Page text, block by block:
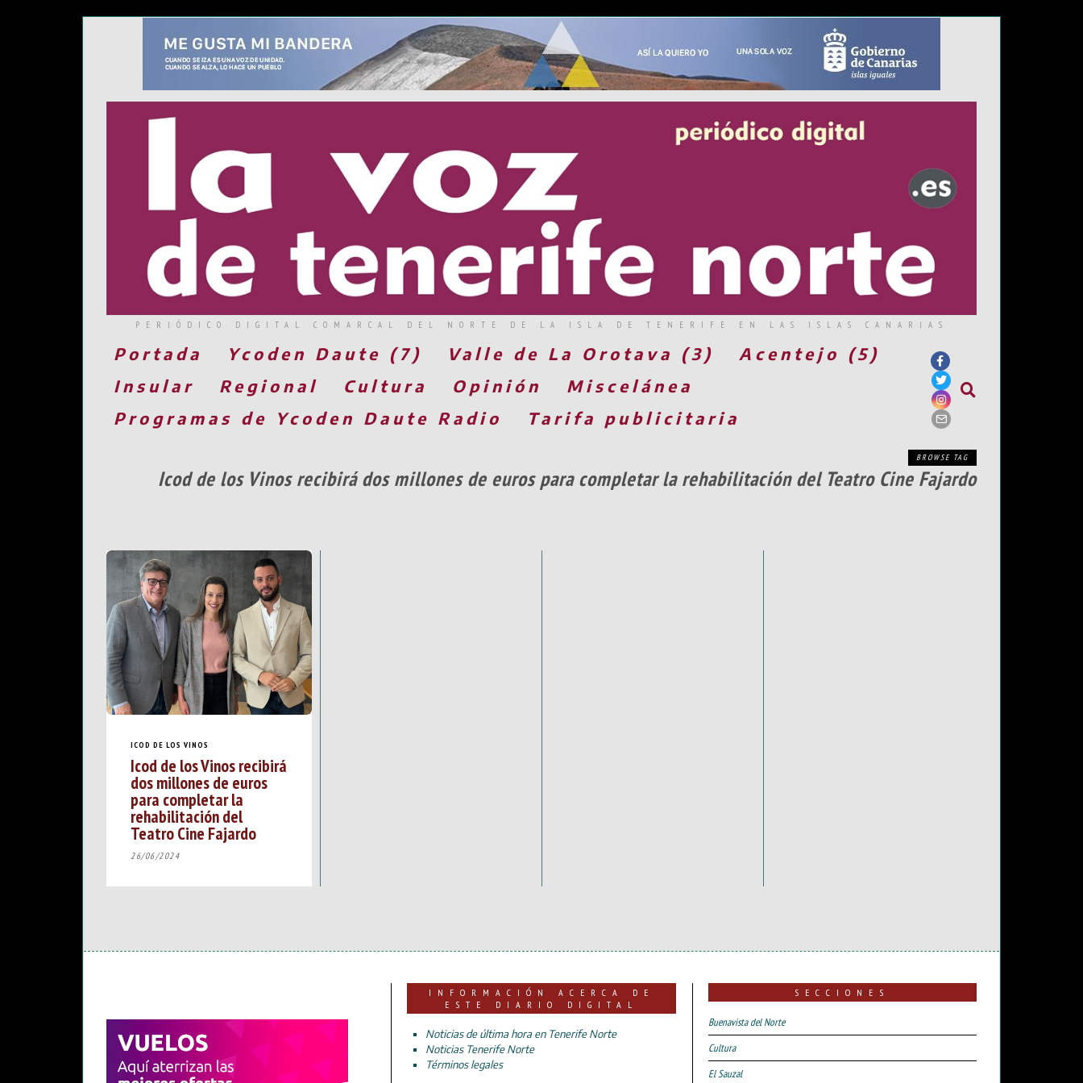
PERIÓDICO DIGITAL COMARCAL DEL NORTE DE LA ISLA DE TENERIFE EN LAS ISLAS CANARIAS
Portada Ycoden Daute (7) Valle de La Orotava (3)
Acentejo (5)
Insular
Regional Cultura Opinión
Miscelánea
Programas de Ycoden Daute Radio
Tarifa publicitaria
BROWSE TAG
Icod de los Vinos recibirá dos millones de euros para completar la rehabilitación del Teatro Cine Fajardo
ICOD DE LOS VINOS
Icod de los Vinos recibirá
dos millones de euros
para completar la
rehabilitación del
Teatro Cine Fajardo
26/06/2024
INFORMACIÓN ACERCA DE
ESTE DIARIO DIGITAL
Noticias de última hora en Tenerife Norte
Noticias Tenerife Norte
Términos legales
SECCIONES
Buenavista del Norte
Cultura
El Sauzal